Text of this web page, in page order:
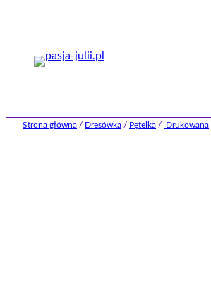
Strona główna / Dresówka / Pętelka / Drukowana